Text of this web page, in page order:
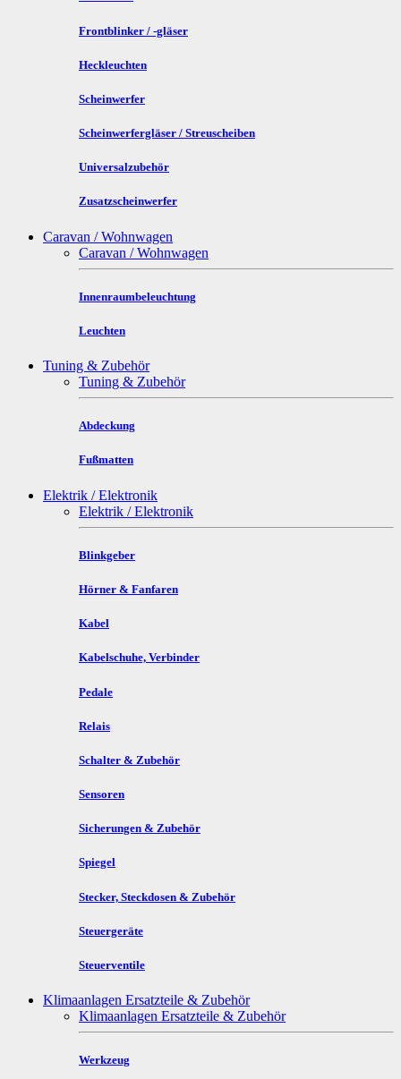
Frontblinker / -gläser
Heckleuchten
Scheinwerfer
Scheinwerfergläser / Streuscheiben
Universalzubehör
Zusatzscheinwerfer
Caravan / Wohnwagen
Caravan / Wohnwagen
Innenraumbeleuchtung
Leuchten
Tuning & Zubehör
Tuning & Zubehör
Abdeckung
Fußmatten
Elektrik / Elektronik
Elektrik / Elektronik
Blinkgeber
Hörner & Fanfaren
Kabel
Kabelschuhe, Verbinder
Pedale
Relais
Schalter & Zubehör
Sensoren
Sicherungen & Zubehör
Spiegel
Stecker, Steckdosen & Zubehör
Steuergeräte
Steuerventile
Klimaanlagen Ersatzteile & Zubehör
Klimaanlagen Ersatzteile & Zubehör
Werkzeug